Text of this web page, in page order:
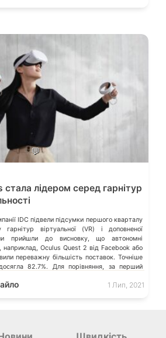
💬
стала лідером серед гарнітур
IDC підвели підсумки першого кварталу
віртуальної (VR) і доповненої
прийшли до висновку, що автономні
наприклад, Oculus Quest 2 від Facebook або
переважну більшість поставок. Точніше
82.7%. Для порівняння, за перший
становила […]
1 Лип, 2021